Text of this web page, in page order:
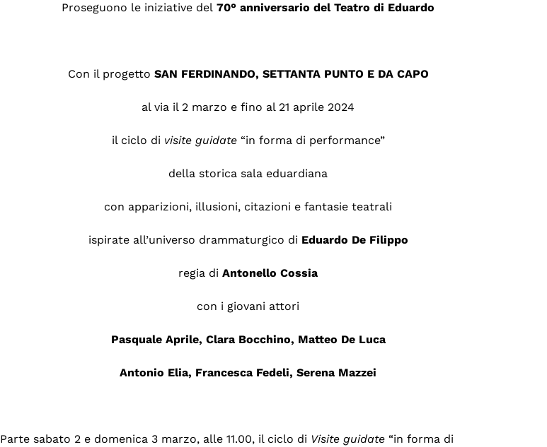
Proseguono le iniziative del 70° anniversario del Teatro di Eduardo
Con il progetto SAN FERDINANDO, SETTANTA PUNTO E DA CAPO
al via il 2 marzo e fino al 21 aprile 2024
il ciclo di visite guidate“in forma di performance”
della storica sala eduardiana
con apparizioni, illusioni, citazioni e fantasie teatrali
ispirate all’universo drammaturgico di Eduardo De Filippo
regia diAntonello Cossia
con i giovani attori
Pasquale Aprile, Clara Bocchino, Matteo De Luca
Antonio Elia, Francesca Fedeli, Serena Mazzei
Parte sabato 2 e domenica 3 marzo, alle 11.00, il ciclo di Visite guidate “in forma di